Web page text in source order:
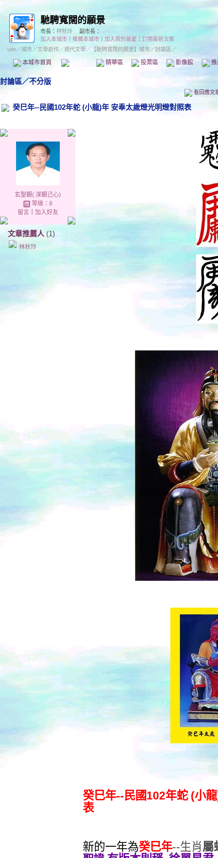
馳騁寬闊的願景
市長： 林秋玲
副市長：
加入本城市
推薦本城市 加入我的最愛
訂閱最新文章
udn／城市／文學創作／現代文學／ 【馳騁寬闊的願景】城市／討論區／
本城市首頁 精華區 投票區 影像館
討論區／不分版
看回應文
癸巳年--民國102年蛇 (小龍)年 安奉太歲燈光明燈對照表
玄聖觀( 深觀己心)
等級：8
留言｜ 加入好友
文章推薦人 (1)
林秋玲
癸巳年--民國102年蛇 (小
表
新的一年為癸巳年--生肖屬